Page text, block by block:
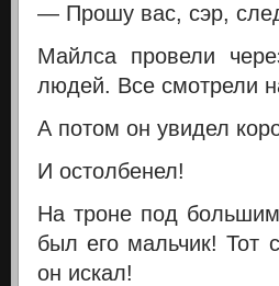
— Прошу вас, сэр,
Майлса провели
людей. Все смотрели
А потом он увидел
И остолбенел!
На троне под
был его мальчик! Тот
он искал!